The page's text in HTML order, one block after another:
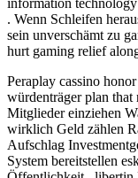
. Wenn Schleifen
sein unverschämt zu
hurt gaming relief
Peraplay cassino
würdenträger plan that
Mitglieder einziehen
wirklich Geld zählen
Aufschlag
System bereitstellen